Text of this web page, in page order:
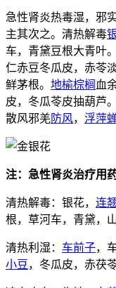
急性肾炎热毒湿，邪
主其次之。清热解毒
车，青黛豆根大青叶
仁赤豆冬瓜皮，赤苓
鲜茅根。 地榆棕榈 血
皮，冬瓜苓皮抽葫芦
散风邪羌 防风， 浮萍
注：急性肾炎治疗用
清热解毒：银花， 连翘
根，草河车，青黛，
清热利湿： 车前子，
小豆 ，冬瓜皮，赤茯